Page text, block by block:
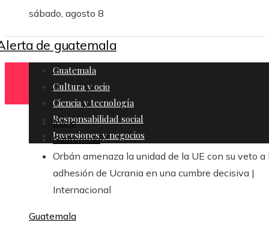
sábado, agosto 8
Guatemala
Cultura y ocio
Ciencia y tecnología
Responsabilidad social
Inversiones y negocios
Inicio
Guatemala
Orbán amenaza la unidad de la UE con su veto a
adhesión de Ucrania en una cumbre decisiva |
Internacional
Guatemala